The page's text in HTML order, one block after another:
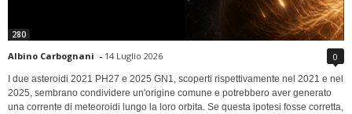
280
Albino Carbognani - 14 Luglio 2026 0
I due asteroidi 2021 PH27 e 2025 GN1, scoperti rispettivamente nel 2021 e nel
2025, sembrano condividere un'origine comune e potrebbero aver generato
una corrente di meteoroidi lungo la loro orbita. Se questa ipotesi fosse corretta,